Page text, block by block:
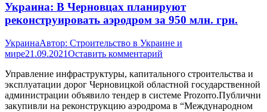
Украина: В Черновцах планируют
реконструировать аэродром за 950 млн. грн.
УкраинаАвтор: Строительство в Украине и
мире21.09.2021Оставить комментарий
Управление инфраструктуры, капитального строительства и
эксплуатации дорог Черновицкой областной государственной
администрации объявило тендер в системе Prozorro.Публични
закупивли на реконструкцию аэродрома в “Международном